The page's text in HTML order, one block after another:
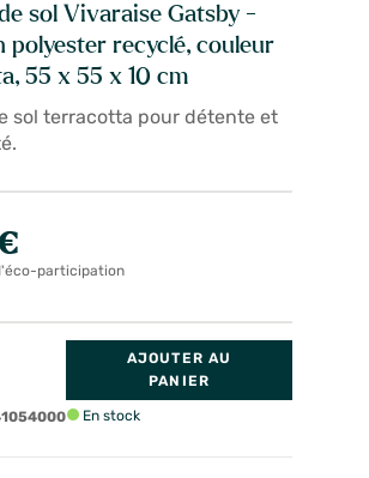
sol Vivaraise Gatsby -
polyester recyclé, couleur
55 x 55 x 10 cm
sol terracotta pour détente et
participation
AJOUTER AU
PANIER
En stock